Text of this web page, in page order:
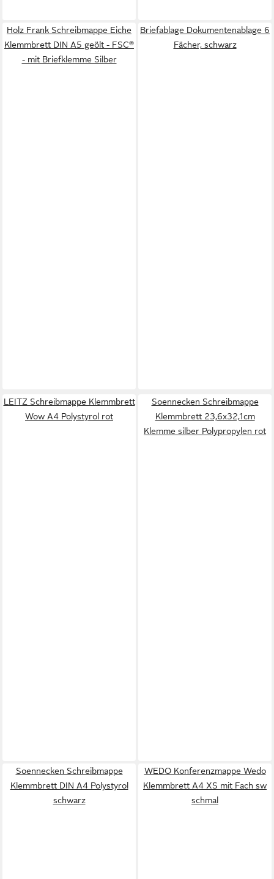
Holz Frank Schreibmappe Eiche
Klemmbrett DIN A5 geölt - FSC®
- mit Briefklemme Silber
Briefablage Dokumentenablage 6
Fächer, schwarz
LEITZ Schreibmappe Klemmbrett
Wow A4 Polystyrol rot
Soennecken Schreibmappe
Klemmbrett 23,6x32,1cm
Klemme silber Polypropylen rot
Soennecken Schreibmappe
Klemmbrett DIN A4 Polystyrol
schwarz
WEDO Konferenzmappe Wedo
Klemmbrett A4 XS mit Fach sw
schmal